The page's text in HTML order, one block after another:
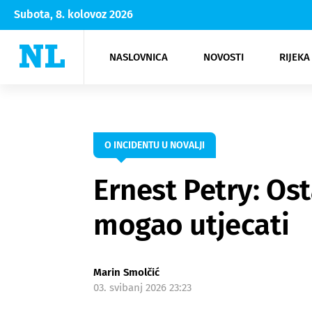
Subota, 8. kolovoz 2026
NASLOVNICA NOVOSTI
Rijeka Opatija
NK
Moda
Kultura
O INCIDENTU U NOVALJI
Ernest Petry:
mogao utjecati
Marin Smolčić
03. svibanj 2026 23:23